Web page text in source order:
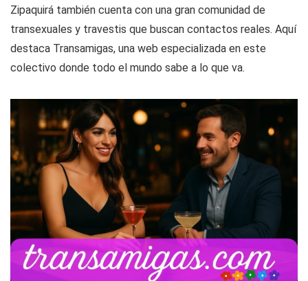
Zipaquirá también cuenta con una gran comunidad de
transexuales y travestis que buscan contactos reales. Aquí
destaca Transamigas, una web especializada en este
colectivo donde todo el mundo sabe a lo que va.